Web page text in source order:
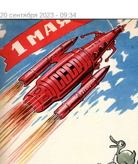
20 сентября 2023 - 09:34